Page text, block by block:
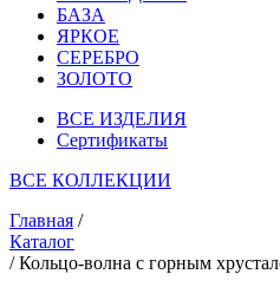
БАЗА
ЯРКОЕ
СЕРЕБРО
ЗОЛОТО
ВСЕ ИЗДЕЛИЯ
Сертификаты
ВСЕ КОЛЛЕКЦИИ
Главная /
Каталог
/Кольцо-волна с горным